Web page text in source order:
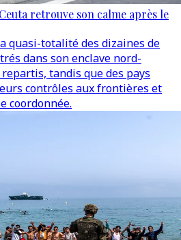
retrouve son calme après le
quasi-totalité des dizaines de
dans son enclave nord-
tandis que des pays
contrôles aux frontières et
coordonnée.